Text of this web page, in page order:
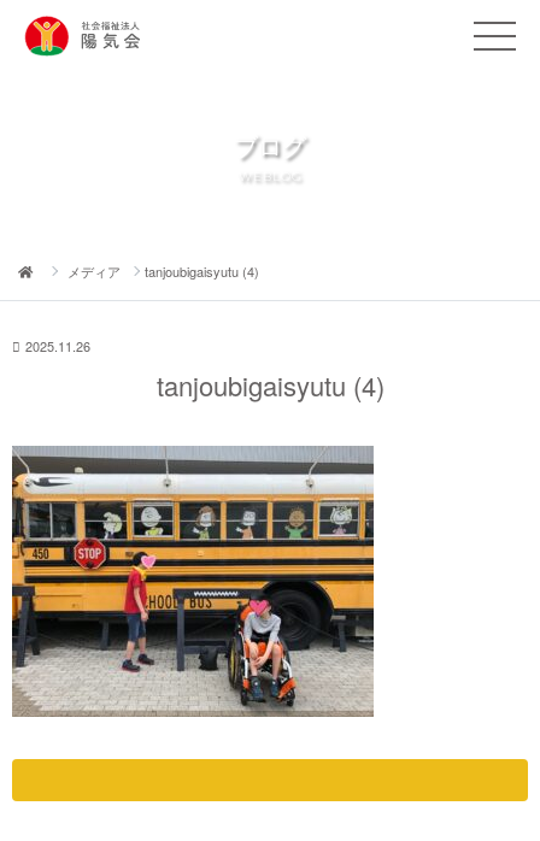
ブログ
WEBLOG
メディア tanjoubigaisyutu (4)
2025.11.26
tanjoubigaisyutu (4)